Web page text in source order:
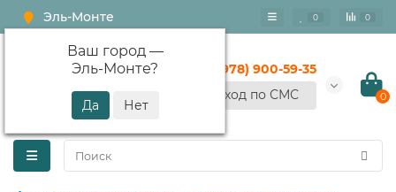
Эль-Монте
Ваш город —
Эль-Монте?
0 0
+7 (978) 900-59-35
Вход по СМС
0